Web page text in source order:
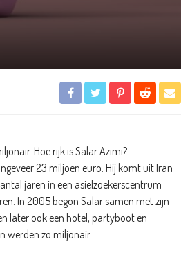
Hoe rijk is Salar Azimi?
23 miljoen euro. Hij komt uit Iran
jaren in een asielzoekerscentrum
In 2005 begon Salar samen met zijn
later ook een hotel, partyboot en
werden zo miljonair.